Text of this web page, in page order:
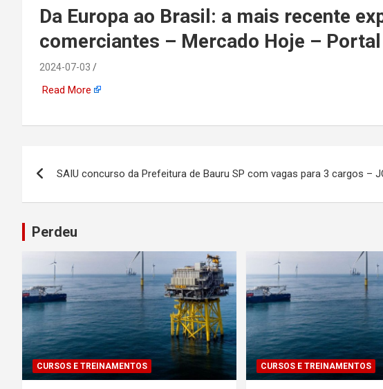
emprego, energia, setor
offshore, economia,
tecnologia, indústria
automotiva, mineração,
indústria naval, etc
Da Europa ao Brasil: a mais recente
comerciantes – Mercado Hoje – Portal
2024-07-03
Read More
de
Post
SAIU concurso da Prefeitura de Bauru SP com vagas para 3 cargos –
Perdeu
CURSOS E TREINAMENTOS CURSOS E TREINAMENTOS